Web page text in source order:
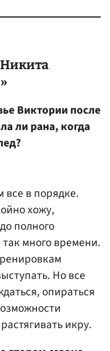
Никита
Виктории после
ли рана, когда
все в порядке.
хожу,
полного
много времени.
Но все
опираться
икру.